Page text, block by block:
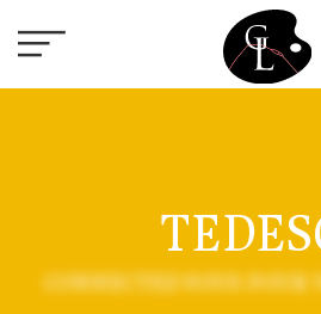
CONNECTEZ-VOUS POUR